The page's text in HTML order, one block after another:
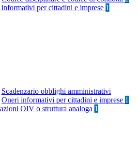
per cittadini e imprese 1
Scadenzario obblighi amministrativi
Oneri informativi per cittadini e imprese 1
OIV o struttura analoga 1